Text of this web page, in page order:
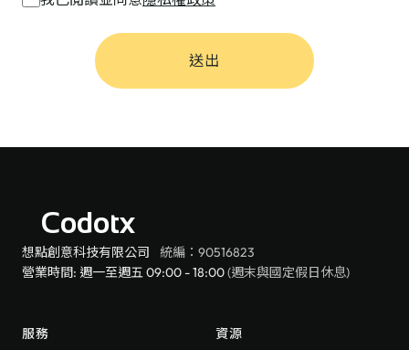
送出
Codotx
想點創意科技有限公司
統編：90516823
營業時間: 週一至週五 09:00 - 18:00(週末與國定假日休息)
服務 資源